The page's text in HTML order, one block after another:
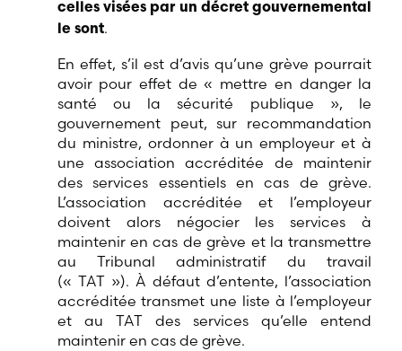
celles visées par un décret gouvernemental
le sont.
En effet, s’il est d’avis qu’une grève pourrait
avoir pour effet de « mettre en danger la
santé ou la sécurité publique », le
gouvernement peut, sur recommandation
du ministre, ordonner à un employeur et à
une association accréditée de maintenir
des services essentiels en cas de grève.
L’association accréditée et l’employeur
doivent alors négocier les services à
maintenir en cas de grève et la transmettre
au Tribunal administratif du travail
(« TAT »). À défaut d’entente, l’association
accréditée transmet une liste à l’employeur
et au TAT des services qu’elle entend
maintenir en cas de grève.